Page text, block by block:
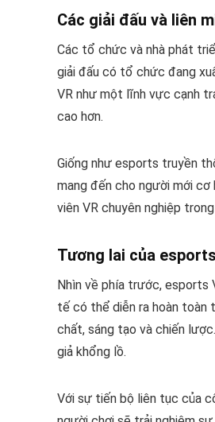
Các giải đấu và liên
Các tổ chức và nhà phát
giải đấu có tổ chức đang
VR như một lĩnh vực cạnh
cao hơn.
Giống như esports truyền
mang đến cho người mới
viên VR chuyên nghiệp
Tương lai của
Nhìn về phía trước, esports
tế có thể diễn ra hoàn toàn
chất, sáng tạo và chiến
giả khổng lồ.
Với sự tiến bộ liên tục của